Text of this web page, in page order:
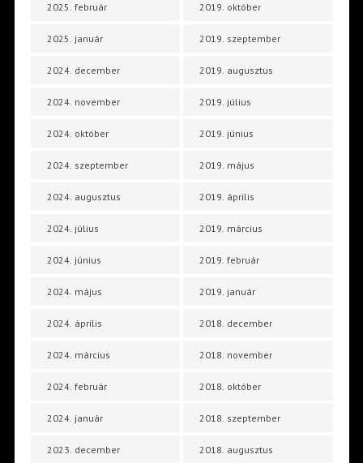
2025. február
2025. január
2024. december
2024. november
2024. október
2024. szeptember
2024. augusztus
2024. július
2024. június
2024. május
2024. április
2024. március
2024. február
2024. január
2023. december
2019. október
2019. szeptember
2019. augusztus
2019. július
2019. június
2019. május
2019. április
2019. március
2019. február
2019. január
2018. december
2018. november
2018. október
2018. szeptember
2018. augusztus